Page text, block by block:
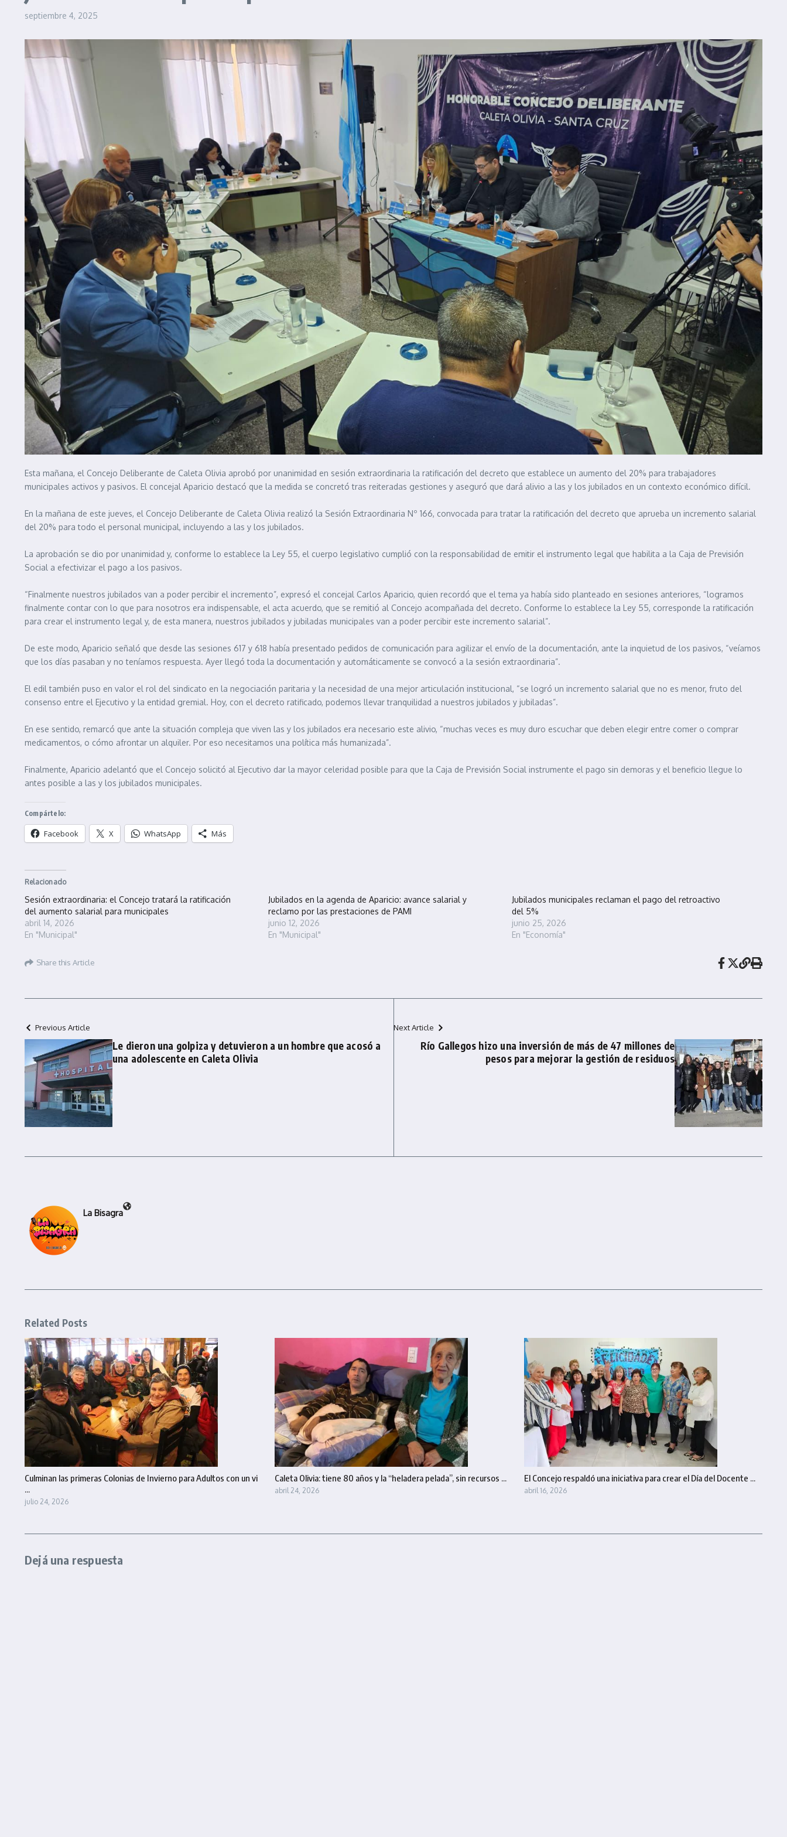
septiembre 4, 2025
Esta mañana, el Concejo Deliberante de Caleta Olivia aprobó por unanimidad en sesión extraordinaria la ratificación del decreto que establece un aumento del 20% para trabajadores
municipales activos y pasivos. El concejal Aparicio destacó que la medida se concretó tras reiteradas gestiones y aseguró que dará alivio a las y los jubilados en un contexto económico difícil.
En la mañana de este jueves, el Concejo Deliberante de Caleta Olivia realizó la Sesión Extraordinaria Nº 166, convocada para tratar la ratificación del decreto que aprueba un incremento salarial
del 20% para todo el personal municipal, incluyendo a las y los jubilados.
La aprobación se dio por unanimidad y, conforme lo establece la Ley 55, el cuerpo legislativo cumplió con la responsabilidad de emitir el instrumento legal que habilita a la Caja de Previsión
Social a efectivizar el pago a los pasivos.
“Finalmente nuestros jubilados van a poder percibir el incremento”, expresó el concejal Carlos Aparicio, quien recordó que el tema ya había sido planteado en sesiones anteriores, “logramos
finalmente contar con lo que para nosotros era indispensable, el acta acuerdo, que se remitió al Concejo acompañada del decreto. Conforme lo establece la Ley 55, corresponde la ratificación
para crear el instrumento legal y, de esta manera, nuestros jubilados y jubiladas municipales van a poder percibir este incremento salarial”.
De este modo, Aparicio señaló que desde las sesiones 617 y 618 había presentado pedidos de comunicación para agilizar el envío de la documentación, ante la inquietud de los pasivos, “veíamos
que los días pasaban y no teníamos respuesta. Ayer llegó toda la documentación y automáticamente se convocó a la sesión extraordinaria”.
El edil también puso en valor el rol del sindicato en la negociación paritaria y la necesidad de una mejor articulación institucional, “se logró un incremento salarial que no es menor, fruto del
consenso entre el Ejecutivo y la entidad gremial. Hoy, con el decreto ratificado, podemos llevar tranquilidad a nuestros jubilados y jubiladas”.
En ese sentido, remarcó que ante la situación compleja que viven las y los jubilados era necesario este alivio, “muchas veces es muy duro escuchar que deben elegir entre comer o comprar
medicamentos, o cómo afrontar un alquiler. Por eso necesitamos una política más humanizada”.
Finalmente, Aparicio adelantó que el Concejo solicitó al Ejecutivo dar la mayor celeridad posible para que la Caja de Previsión Social instrumente el pago sin demoras y el beneficio llegue lo
antes posible a las y los jubilados municipales.
Compártelo:
Facebook X WhatsApp Más
Relacionado
Sesión extraordinaria: el Concejo tratará la ratificación
del aumento salarial para municipales
abril 14, 2026
En "Municipal"
Jubilados en la agenda de Aparicio: avance salarial y
reclamo por las prestaciones de PAMI
junio 12, 2026
En "Municipal"
Jubilados municipales reclaman el pago del retroactivo
del 5%
junio 25, 2026
En "Economía"
Share this Article
Previous Article
Le dieron una golpiza y detuvieron a un hombre que acosó a
una adolescente en Caleta Olivia
Next Article
Río Gallegos hizo una inversión de más de 47 millones de
pesos para mejorar la gestión de residuos
La Bisagra
Related Posts
Culminan las primeras Colonias de Invierno para Adultos con un vi
...
julio 24, 2026
Caleta Olivia: tiene 80 años y la “heladera pelada”, sin recursos ...
abril 24, 2026
El Concejo respaldó una iniciativa para crear el Día del Docente ...
abril 16, 2026
Dejá una respuesta